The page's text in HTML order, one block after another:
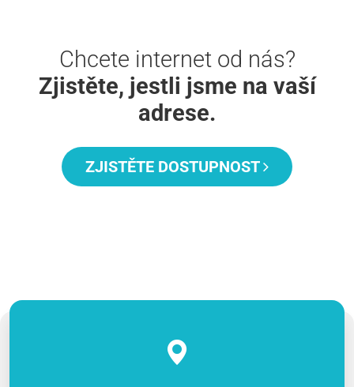
Chcete internet od nás?
Zjistěte, jestli jsme na vaší
adrese.
ZJISTĚTE DOSTUPNOST